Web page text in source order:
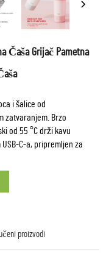
Čaša Grijač Pametna
i šalice od
zatvaranjem. Brzo
od 55 °C drži kavu
C-a, pripremljen za
proizvodi